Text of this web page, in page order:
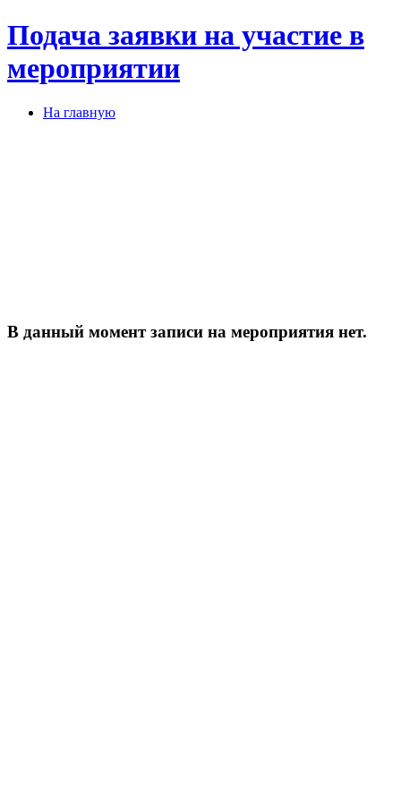
Подача заявки на участие в
мероприятии
На главную
В данный момент записи на мероприятия нет.